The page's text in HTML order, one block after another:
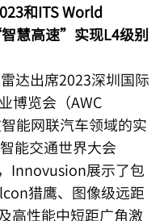
和ITS World
慧高速”实现L4级别
达出席2023深圳国际
博览会（AWC
能网联汽车领域的实
能交通世界大会
Innovusion展示了包
猎鹰、图像级远距
高性能中短距广角激